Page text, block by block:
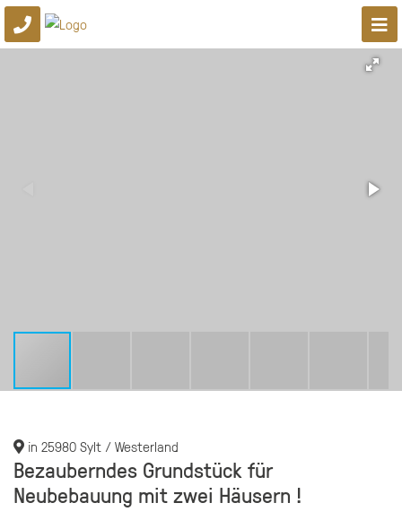
in 25980 Sylt / Westerland
Bezauberndes Grundstück für
Neubebauung mit zwei Häusern !